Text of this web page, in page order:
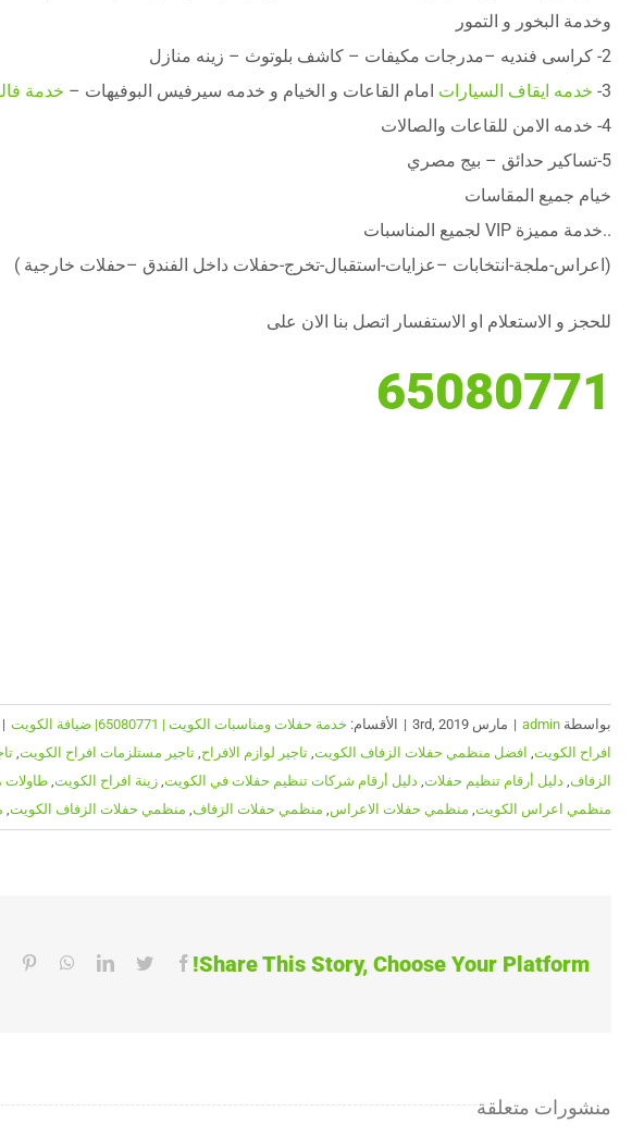
وخدمة البخور و التمور
2- كراسى فنديه –مدرجات مكيفات – كاشف بلوتوث – زينه منازل
3- خدمه ايقاف السيارات امام القاعات و الخيام و خدمه سيرفيس البوفيهات – خدمة
4- خدمه الامن للقاعات والصالات
5-تساكير حدائق – بيج مصري
خيام جميع المقاسات
..خدمة مميزة VIP لجميع المناسبات
(اعراس-ملجة-انتخابات –عزايات-استقبال-تخرج-حفلات داخل الفندق –حفلات خارجية )
للحجز و الاستعلام او الاستفسار اتصل بنا الان على
65080771
بواسطة admin
| مارس 3rd, 2019 | الأقسام: خدمة حفلات ومناسبات الكويت | 65080771| ضيافة الكويت |
افراح الكويت, افضل منظمي حفلات الزفاف الكويت, تاجير لوازم الافراح, تاجير مستلزمات افراح الكويت,
الزفاف, دليل أرقام تنظيم حفلات, دليل أرقام شركات تنظيم حفلات في الكويت, زينة افراح الكويت, طاولات
منظمي اعراس الكويت, منظمي حفلات الاعراس, منظمي حفلات الزفاف, منظمي حفلات الزفاف الكويت,
Share This Story, Choose Your Platform!
Facebook
Twitter
LinkedIn
منشورات متعلقة